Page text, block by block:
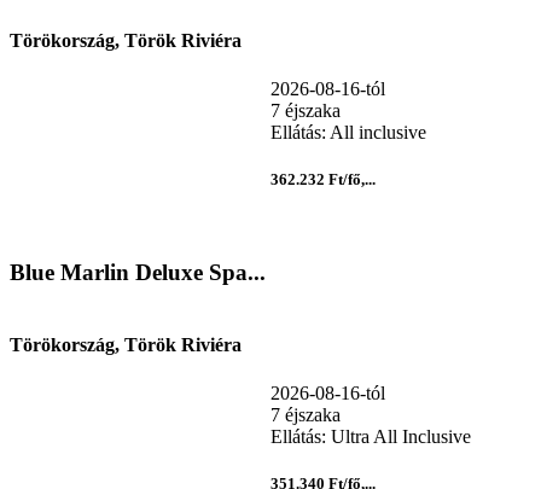
Törökország, Török Riviéra
2026-08-16-tól
7 éjszaka
Ellátás: All inclusive
362.232 Ft/fő,...
Blue Marlin Deluxe Spa...
Törökország, Török Riviéra
2026-08-16-tól
7 éjszaka
Ellátás: Ultra All Inclusive
351.340 Ft/fő,...